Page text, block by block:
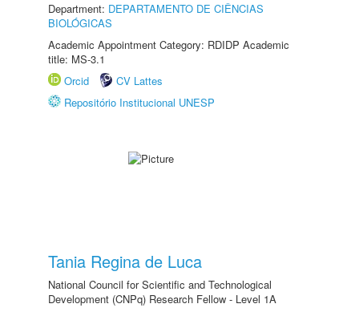
Department: DEPARTAMENTO DE CIÊNCIAS
BIOLÓGICAS
Academic Appointment Category: RDIDP Academic
title: MS-3.1
Orcid
CV Lattes
Repositório Institucional UNESP
Tania Regina de Luca
National Council for Scientific and Technological
Development (CNPq) Research Fellow - Level 1A